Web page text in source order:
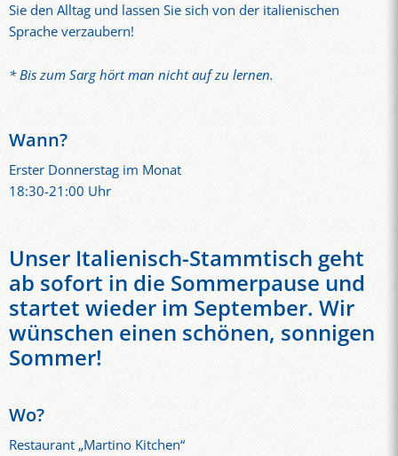
Sie den Alltag und lassen Sie sich von der italienischen
Sprache verzaubern!
* Bis zum Sarg hört man nicht auf zu lernen.
Wann?
Erster Donnerstag im Monat
18:30-21:00 Uhr
Unser Italienisch-Stammtisch geht
ab sofort in die Sommerpause und
startet wieder im September. Wir
wünschen einen schönen, sonnigen
Sommer!
Wo?
Restaurant „Martino Kitchen“